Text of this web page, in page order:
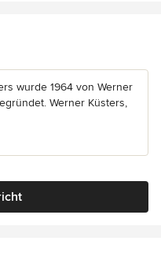
wurde 1964 von Werner
Werner Küsters,